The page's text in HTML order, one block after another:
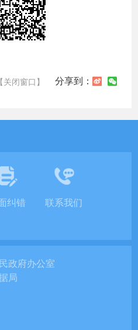
【关闭窗口】 分享到：
纠错 联系我们
政府办公室
局